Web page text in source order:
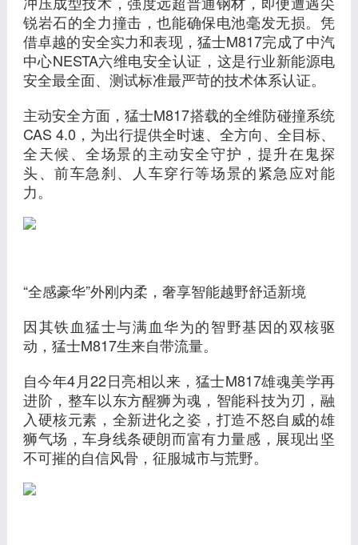
锐岩石的全力撞击，也能确保电池毫发无损。凭
借卓越的安全实力和表现，猛士M817完成了中汽
中心NESTA六维电安全认证，这是行业新能源电
安全最全面、测试标准最严苛的技术体系认证。
主动安全方面，猛士M817搭载的全维防碰撞系统
CAS 4.0，为出行提供全时速、全方向、全目标、
全天候、全场景的主动安全守护，提升在鬼探
头、前车急刹、人车穿行等场景的紧急应对能
力。
“全感豪华”外刚内柔，奢享智能越野舒适新境
因其铁血猛士与满血华为的智野基因的双核驱
动，猛士M817生来自带流量。
自今年4月22日亮相以来，猛士M817雄魂美学再
进阶，整车以东方醒狮为魂，智能科技为刃，融
入硬核元素，全新进化之姿，打造不怒自威的雄
狮气场，车身线条硬朗而富有力量感，展现出坚
不可摧的自信风骨，征服城市与荒野。